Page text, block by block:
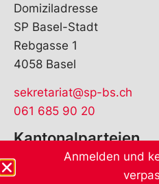
Domiziladresse
SP Basel-Stadt
Rebgasse 1
4058 Basel
sekretariat@sp-bs.ch
061 685 90 20
Kantonalparteien
Anmelden und